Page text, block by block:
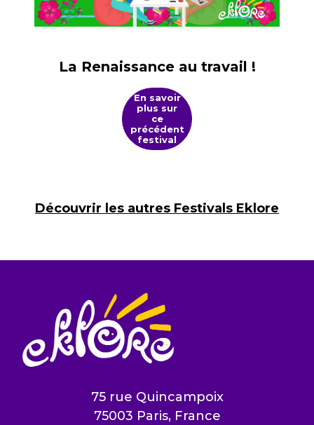
La Renaissance au travail !
En savoir
plus sur
ce
précédent
festival
Découvrir les autres Festivals Eklore
75 rue Quincampoix
75003 Paris, France